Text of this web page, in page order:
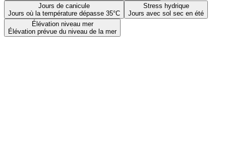
Jours de canicule
Jours où la température dépasse 35°C
Stress hydrique
Jours avec sol sec en été
Élévation niveau mer
Élévation prévue du niveau de la mer